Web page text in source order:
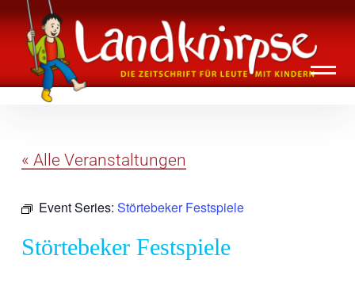
Inhalte
überspringen
Landknirpse – Die Zeitschrift für Leute
mit Kindern
« Alle Veranstaltungen
Event Series: Störtebeker Festspiele
Störtebeker Festspiele